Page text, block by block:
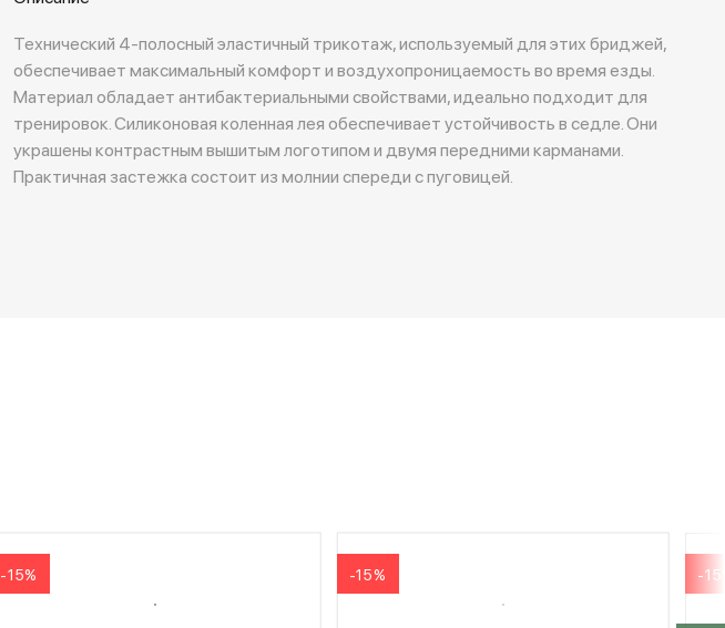
Технический 4-полосный эластичный трикотаж, используемый для этих бриджей,
обеспечивает максимальный комфорт и воздухопроницаемость во время езды.
Материал обладает антибактериальными свойствами, идеально подходит для
тренировок. Силиконовая коленная лея обеспечивает устойчивость в седле. Они
украшены контрастным вышитым логотипом и двумя передними карманами.
Практичная застежка состоит из молнии спереди с пуговицей.
-15% -15% -